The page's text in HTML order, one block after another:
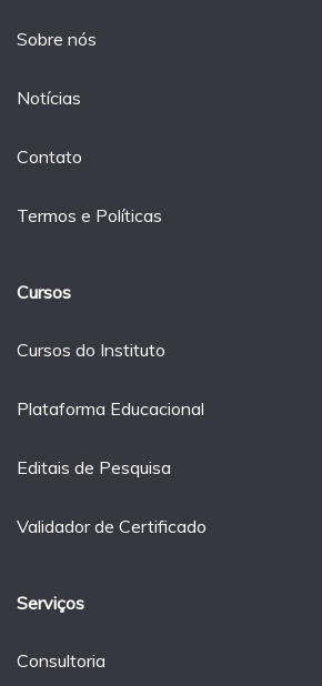
Sobre nós
Notícias
Contato
Termos e Políticas
Cursos
Cursos do Instituto
Plataforma Educacional
Editais de Pesquisa
Validador de Certificado
Serviços
Consultoria